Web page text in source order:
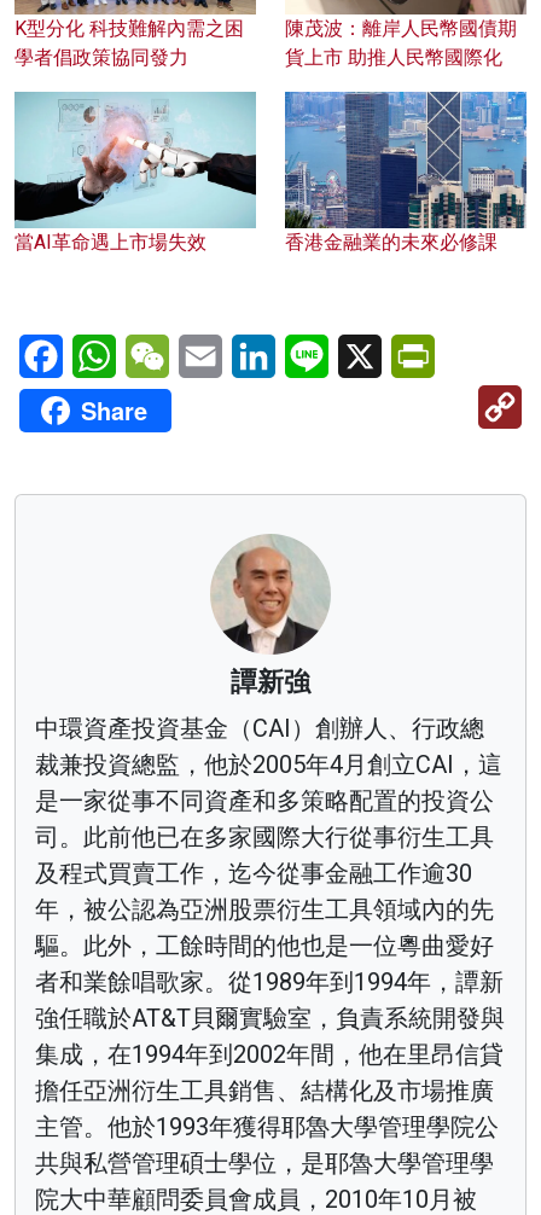
K型分化 科技難解內需之困
學者倡政策協同發力
陳茂波：離岸人民幣國債期
貨上市 助推人民幣國際化
當AI革命遇上市場失效 香港金融業的未來必修課
FacebookWhatsAppWeChatEmail LinkedInLine X
Share
譚新強
中環資產投資基金（CAI）創辦人、行政總
裁兼投資總監，他於2005年4月創立CAI，這
是一家從事不同資產和多策略配置的投資公
司。此前他已在多家國際大行從事衍生工具
及程式買賣工作，迄今從事金融工作逾30
年，被公認為亞洲股票衍生工具領域內的先
驅。此外，工餘時間的他也是一位粵曲愛好
者和業餘唱歌家。從1989年到1994年，譚新
強任職於AT&T貝爾實驗室，負責系統開發與
集成，在1994年到2002年間，他在里昂信貸
擔任亞洲衍生工具銷售、結構化及市場推廣
主管。他於1993年獲得耶魯大學管理學院公
共與私營管理碩士學位，是耶魯大學管理學
院大中華顧問委員會成員，2010年10月被